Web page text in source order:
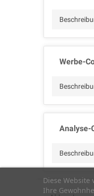
Diese
Ihre
Werbe-
Analyse-